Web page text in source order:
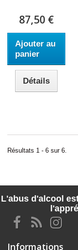
87,50 €
Ajouter au
panier
Détails
Résultats 1 - 6 sur 6.
L'abus d'alcool
Informations